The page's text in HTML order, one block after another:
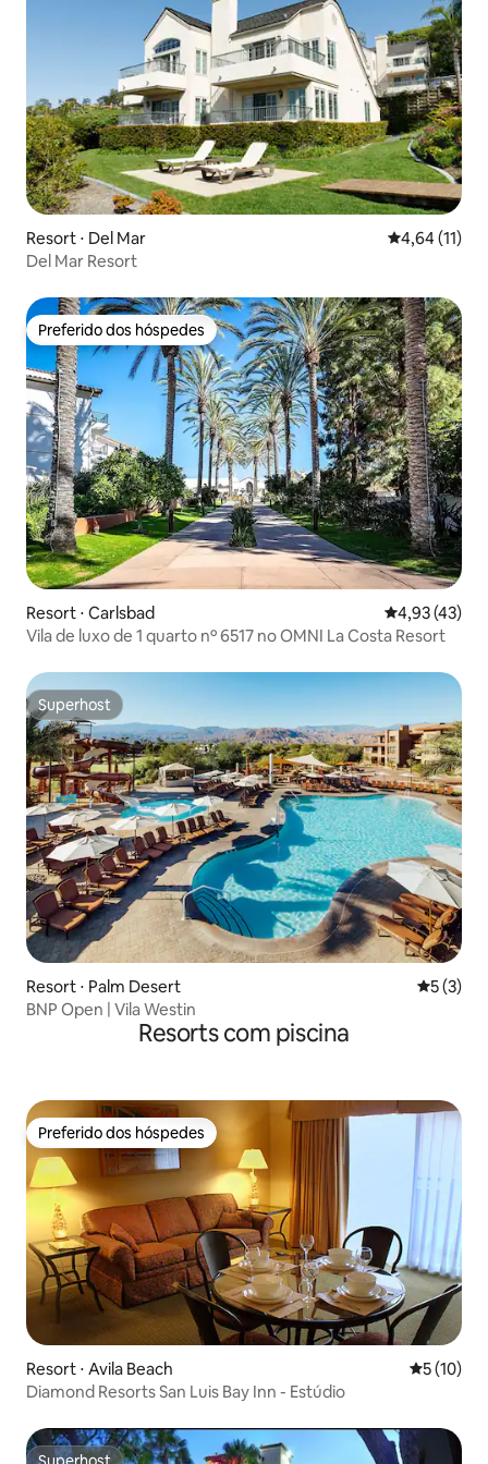
Resort ⋅ Del Mar 4,64 de uma
4,64 (11)
Del Mar Resort
Preferido dos hóspedes
Preferido dos hóspedes
Resort ⋅ Carlsbad 4,93 de uma
4,93 (43)
Vila de luxo de 1 quarto nº 6517 no OMNI La Costa Resort
Superhost
Superhost
Resort ⋅ Palm Desert 5 de
5 (3)
BNP Open | Vila Westin
Resorts com piscina
Preferido dos hóspedes
Preferido dos hóspedes
Resort ⋅ Avila Beach 5 de uma
5 (10)
Diamond Resorts San Luis Bay Inn - Estúdio